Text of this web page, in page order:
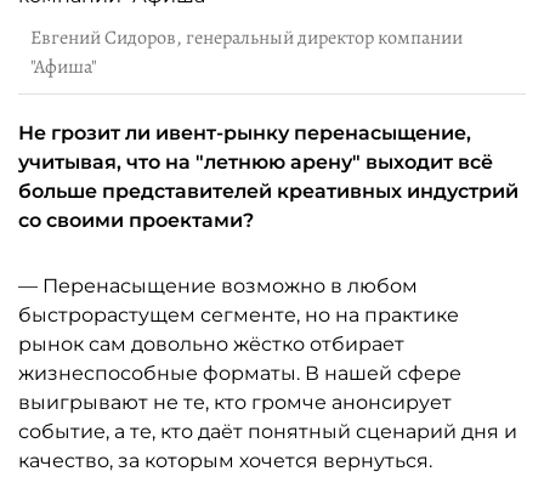
Евгений Сидоров, генеральный директор компании
"Афиша"
Не грозит ли ивент-рынку перенасыщение,
учитывая, что на "летнюю арену" выходит всё
больше представителей креативных индустрий
со своими проектами?
— Перенасыщение возможно в любом
быстрорастущем сегменте, но на практике
рынок сам довольно жёстко отбирает
жизнеспособные форматы. В нашей сфере
выигрывают не те, кто громче анонсирует
событие, а те, кто даёт понятный сценарий дня и
качество, за которым хочется вернуться.